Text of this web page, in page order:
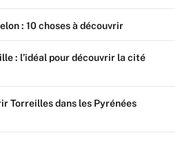
: 10 choses à découvrir
: l’idéal pour découvrir la cité
Torreilles dans les Pyrénées